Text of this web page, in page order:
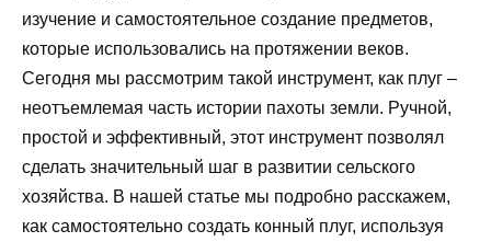
изучение и самостоятельное создание предметов,
которые использовались на протяжении веков.
Сегодня мы рассмотрим такой инструмент, как плуг –
неотъемлемая часть истории пахоты земли. Ручной,
простой и эффективный, этот инструмент позволял
сделать значительный шаг в развитии сельского
хозяйства. В нашей статье мы подробно расскажем,
как самостоятельно создать конный плуг, используя